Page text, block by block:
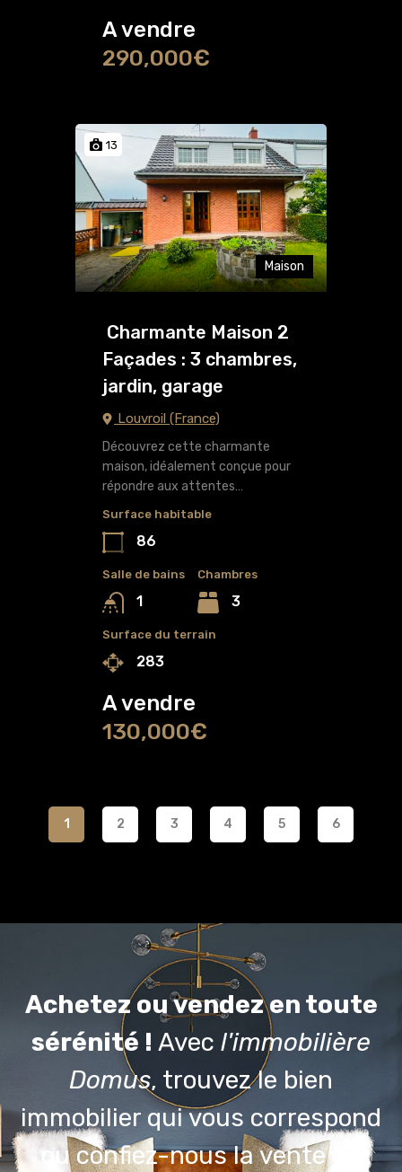
A vendre
290,000€
13
Maison
Charmante Maison 2
Façades : 3 chambres,
jardin, garage
Louvroil (France)
Découvrez cette charmante
maison, idéalement conçue pour
répondre aux attentes…
Surface habitable
86
Salle de bains
1
Chambres
3
Surface du terrain
283
A vendre
130,000€
1 2 3 4 5 6
Achetez ou vendez en toute
sérénité ! Avec l'immobilière
Domus, trouvez le bien
immobilier qui vous correspond
ou confiez-nous la vente du